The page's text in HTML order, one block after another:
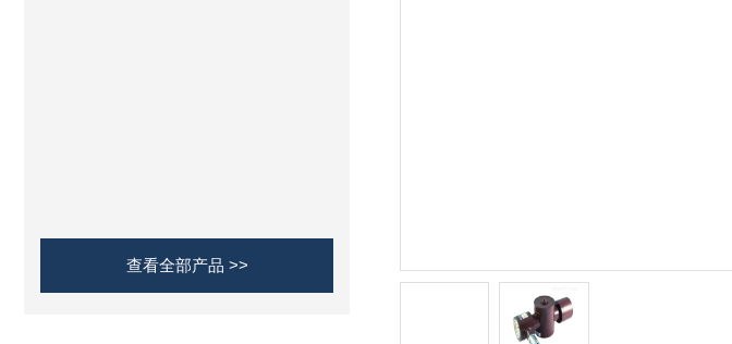
查看全部产品 >>